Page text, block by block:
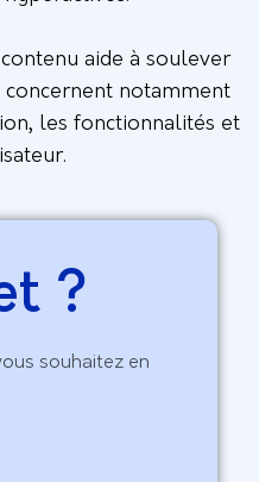
aide à soulever
notamment
les fonctionnalités et
?
souhaitez en